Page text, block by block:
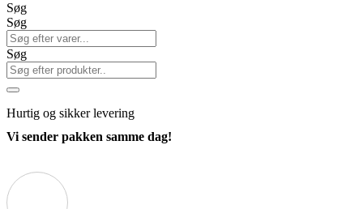
Søg
Søg
Søg
Hurtig og sikker levering
Vi sender pakken samme dag!